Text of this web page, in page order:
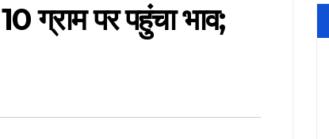
ग्राम पर पहुंचा भाव;